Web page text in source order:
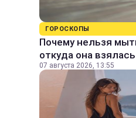
ГОРОСКОПЫ
Почему нельзя
откуда она взялась
07 августа 2026, 13:55